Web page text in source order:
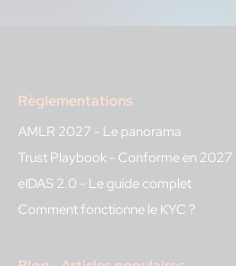
Règlementations
AMLR 2027 - Le panorama
Trust Playbook - Conforme en 2027
eIDAS 2.0 - Le guide complet
Comment fonctionne le KYC ?